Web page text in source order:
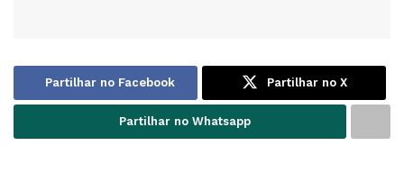
Partilhar no Facebook Partilhar no X
Partilhar no Whatsapp